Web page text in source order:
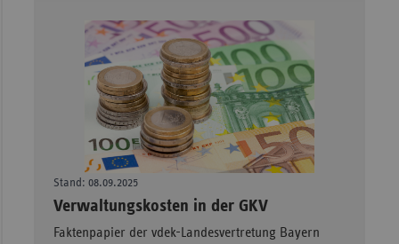
Stand: 08.09.2025
–
Verwaltungskosten in der GKV
Faktenpapier der vdek-Landesvertretung Bayern